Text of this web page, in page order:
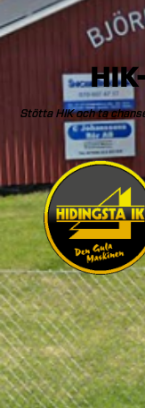
Stötta HIK och ta